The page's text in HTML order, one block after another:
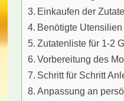
Einkaufen der
Benötigte Utensilien
Zutatenliste für 1-2
Vorbereitung des
Schritt für Schritt
Anpassung an